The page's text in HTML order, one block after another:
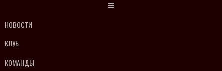
НОВОСТИ
КЛУБ
КОМАНДЫ